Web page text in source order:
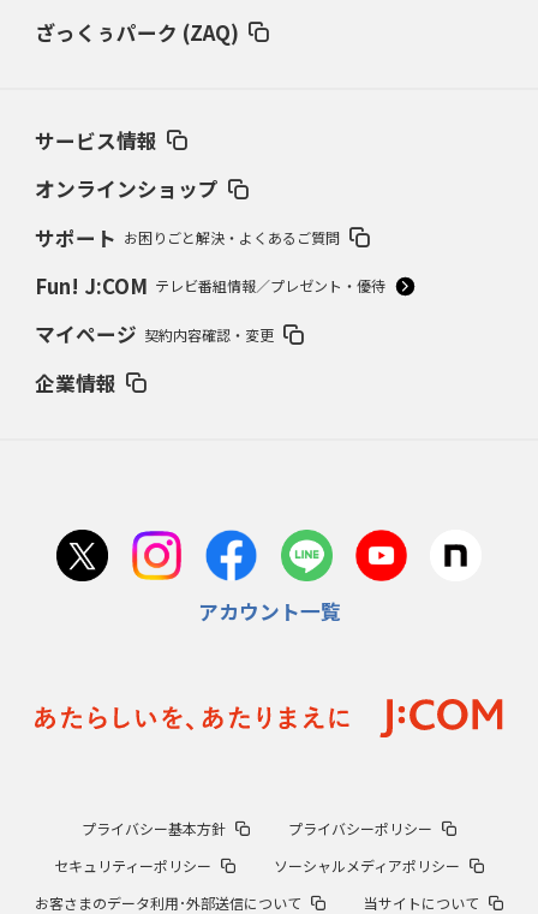
ざっくぅパーク (ZAQ)
サービス情報
オンラインショップ
サポート お困りごと解決・よくあるご質問
Fun! J:COM テレビ番組情報／プレゼント・優待
マイページ 契約内容確認・変更
企業情報
アカウント一覧
プライバシー基本方針
プライバシーポリシー
セキュリティーポリシー
ソーシャルメディアポリシー
お客さまのデータ利用･外部送信について
当サイトについて